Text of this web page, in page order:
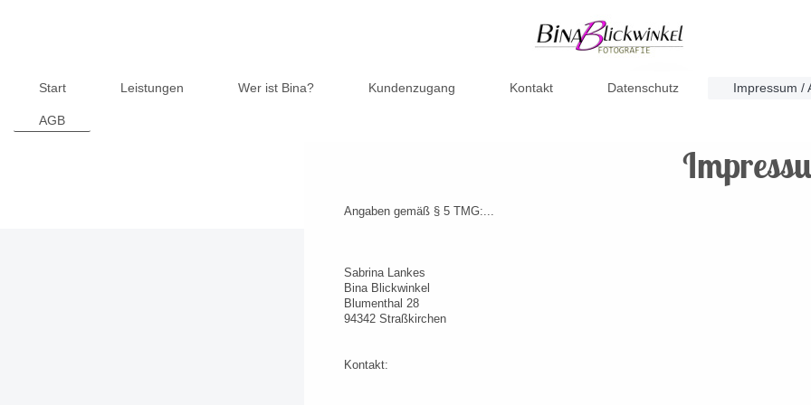
Start Leistungen Wer ist Bina? Kundenzugang Kontakt Datenschutz Impressum /
AGB
Angaben gemäß § 5 TMG:...
Sabrina Lankes
Bina Blickwinkel
Blumenthal 28
94342 Straßkirchen
Kontakt: